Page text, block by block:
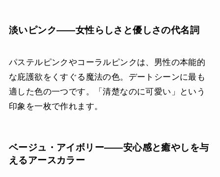
淡いピンク——女性らしさと優しさの代名詞
パステルピンクやコーラルピンクは、男性の本能的
な庇護欲をくすぐる魔法の色。デートシーンに最も
適した色の一つです。「清楚なのに可愛い」という
印象を一枚で作れます。
ベージュ・アイボリー——安心感と癒やしを与
えるアースカラー